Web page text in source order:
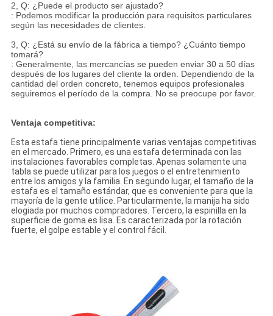
2, Q: ¿Puede el producto ser ajustado?
: Podemos modificar la producción para requisitos particulares
según las necesidades de clientes.
3, Q: ¿Está su envío de la fábrica a tiempo? ¿Cuánto tiempo
tomará?
: Generalmente, las mercancías se pueden enviar 30 a 50 días
después de los lugares del cliente la orden. Dependiendo de la
cantidad del orden concreto, tenemos equipos profesionales
seguiremos el período de la compra. No se preocupe por favor.
Ventaja competitiva:
Esta estafa tiene principalmente varias ventajas competitivas
en el mercado. Primero, es una estafa determinada con las
instalaciones favorables completas. Apenas solamente una
tabla se puede utilizar para los juegos o el entretenimiento
entre los amigos y la familia. En segundo lugar, el tamaño de la
estafa es el tamaño estándar, que es conveniente para que la
mayoría de la gente utilice. Particularmente, la manija ha sido
elogiada por muchos compradores. Tercero, la espinilla en la
superficie de goma es lisa. Es caracterizada por la rotación
fuerte, el golpe estable y el control fácil.